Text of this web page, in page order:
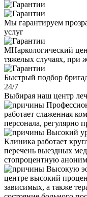
Мы гарантируем
услуг
МНаркологический
тяжелых случаях, при
Быстрый подбор
24/7
Выбирая наш центр
работает слаженная
персонала, регулярно
Высокий
Клиника работает
перечень выездных
стопроцентную
Высокую
центре высокий
зависимых, а также